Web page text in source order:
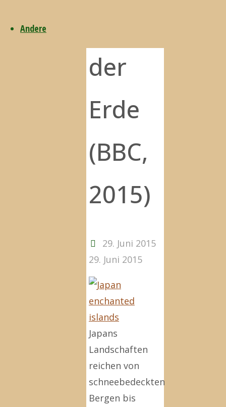
Andere
der
Erde
(BBC,
2015)
29. Juni 2015
29. Juni 2015
Japans
Landschaften
reichen von
schneebedeckten
Bergen bis